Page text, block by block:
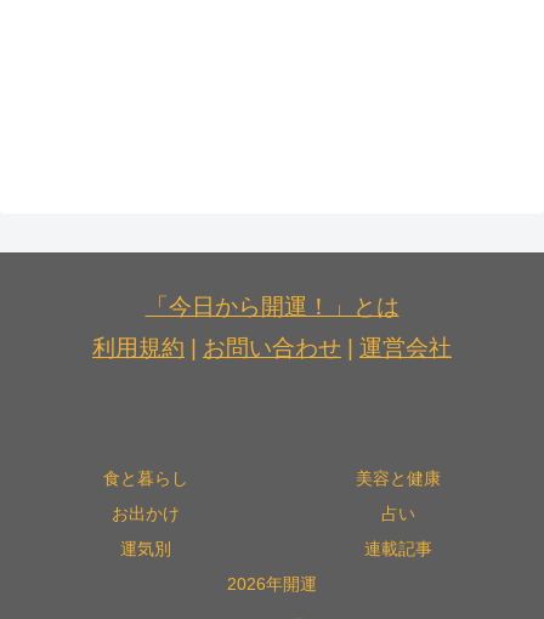
「今日から開運！」とは
利用規約
お問い合わせ 運営会社
食と暮らし
美容と健康
お出かけ
占い
運気別
連載記事
2026年開運